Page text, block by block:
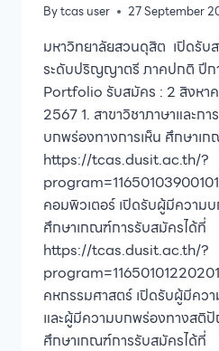
การ
ศึกษา
2566
(รุ่น
ที่
3)
Bytcas user 27 September
มหาวิทยาลัยสวนดุสิต เปิดรับ
ระดับปริญญาตรี ภาคปกติ ปีก
Portfolio รับสมัคร : 2 สิงหา
2567 1. สาขาวิชาภาษาและก
บกพร่องทางการเห็น ศึกษาเ
https://tcas.dusit.ac.th/?
คอมพิวเตอร์ เปิดรับผู้มีความ
ศึกษาเกณฑ์การรับสมัครได้ที่
https://tcas.dusit.ac.th/?
คหกรรมศาสตร์ เปิดรับผู้มีคว
และผู้มีความบกพร่องทางส
ศึกษาเกณฑ์การรับสมัครได้ที่